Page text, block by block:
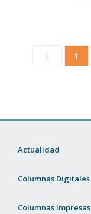
1
Actualidad
Columnas Digitales
Columnas Impresas